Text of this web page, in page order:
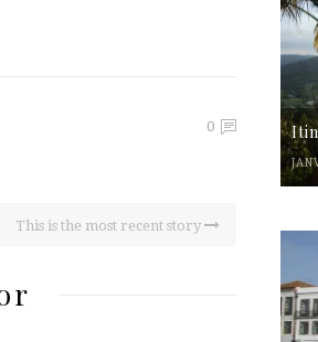
0
This is the most recent story